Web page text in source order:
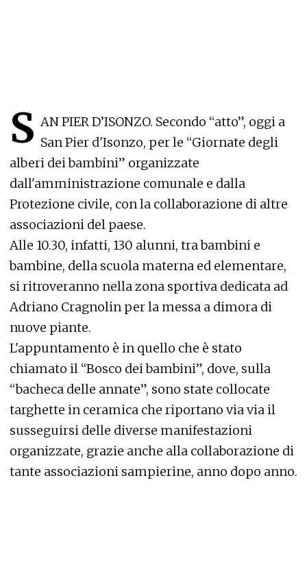
S AN PIER D’ISONZO. Secondo “atto”, oggi a
San Pier d'Isonzo, per le “Giornate degli
alberi dei bambini” organizzate
dall'amministrazione comunale e dalla
Protezione civile, con la collaborazione di altre
associazioni del paese.
Alle 10.30, infatti, 130 alunni, tra bambini e
bambine, della scuola materna ed elementare,
si ritroveranno nella zona sportiva dedicata ad
Adriano Cragnolin per la messa a dimora di
nuove piante.
L'appuntamento è in quello che è stato
chiamato il “Bosco dei bambini”, dove, sulla
“bacheca delle annate”, sono state collocate
targhette in ceramica che riportano via via il
susseguirsi delle diverse manifestazioni
organizzate, grazie anche alla collaborazione di
tante associazioni sampierine, anno dopo anno.